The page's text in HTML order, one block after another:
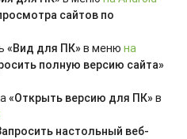
сайтов по
«Вид для ПК» в менюна
полную версию сайта»
«Открыть версию для ПК» в
настольный веб-